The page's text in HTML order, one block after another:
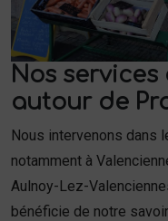
Nos services
autour de
Nous intervenons dans
notamment à
Aulnoy-Lez-
bénéficie de notre